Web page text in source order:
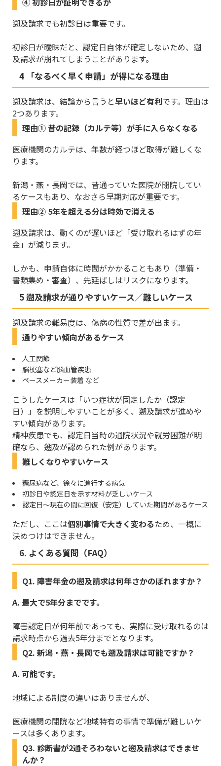
遡及請求でも初診日は重要です。
初診日が曖昧だと、認定日自体が確定しないため、遡
及請求が崩れてしまうことがあります。
4 「なるべく早く申請」が得になる理由
遡及請求は、結論から言うと早いほど有利です。理由は
2つあります。
理由① 昔の記録（カルテ等）が手に入らなくなる
医療機関のカルテは、年数が経つほど取得が難しくな
ります。
新潟・燕・長岡では、昔通っていた医院が閉院してい
るケースもあり、なおさら早期対応が重要です。
理由② 5年を超える分は時効で消える
遡及請求は、動くのが遅いほど「受け取れるはずの年
金」が減ります。
しかも、申請自体に時間がかかることもあり（準備・
書類集め・審査）、先延ばしはリスクになります。
5 遡及請求が通りやすいケース／難しいケース
遡及請求の難易度は、傷病の性質で差が出ます。
通りやすい傾向があるケース
人工関節
脳梗塞など脳血管疾患
ペースメーカー装着 など
こうしたケースは「いつ症状が固定したか（認定
日）」を説明しやすいことが多く、遡及請求が進めや
すい傾向があります。
精神疾患でも、認定日当時の通院状況や就労困難が明
確なら、遡及が認められた例があります。
難しくなりやすいケース
糖尿病など、徐々に進行する病気
初診日や認定日を示す材料が乏しいケース
認定日〜現在の間に回復（安定）していた期間があるケース
ただし、ここは個別事情で大きく変わるため、一概に
決めつけはできません。
6. よくある質問（FAQ）
Q1. 障害年金の遡及請求は何年さかのぼれますか？
A. 最大で5年分までです。
障害認定日が何年前であっても、実際に受け取れるのは
請求時点から過去5年分までとなります。
Q2. 新潟・燕・長岡でも遡及請求は可能ですか？
A. 可能です。
地域による制度の違いはありませんが、
医療機関の閉院など地域特有の事情で準備が難しいケ
ースは多くあります。
Q3. 診断書が2通そろわないと遡及請求はできませ
んか？